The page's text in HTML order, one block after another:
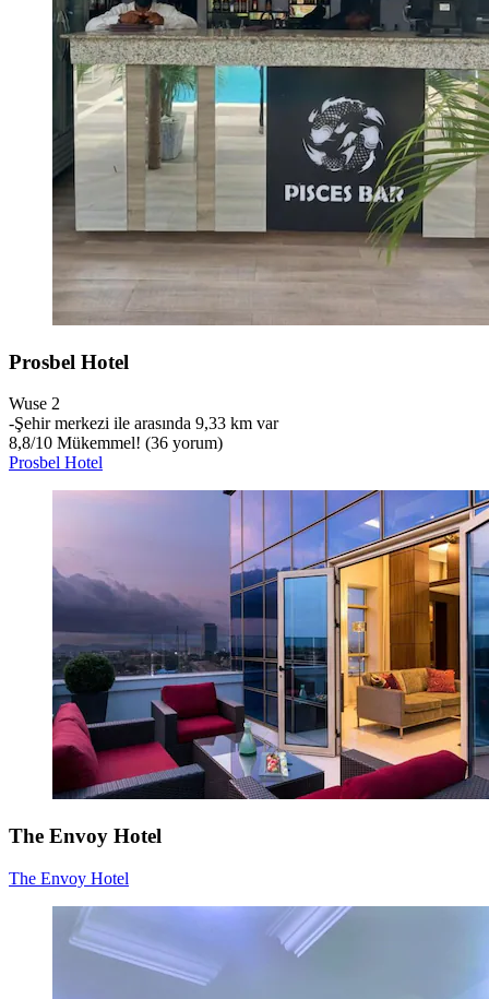
Prosbel Hotel
Wuse 2
‐Şehir merkezi ile arasında 9,33 km var
8,8/10 Mükemmel! (36 yorum)
Prosbel Hotel
The Envoy Hotel
The Envoy Hotel